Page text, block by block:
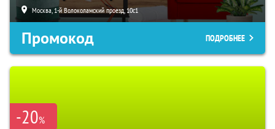
Москва, 1-й Волоколамский проезд, 10с1
Промокод ПОДРОБНЕЕ
-20%